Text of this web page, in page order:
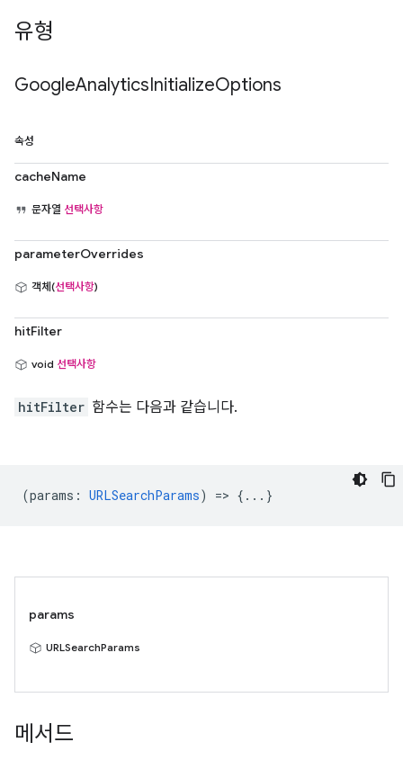
유형
GoogleAnalyticsInitializeOptions
속성
cacheName
문자열 선택사항
parameterOverrides
객체(선택사항)
hitFilter
void 선택사항
hitFilter 함수는 다음과 같습니다.
(params : URLSearchParams) => {...}
params
URLSearchParams
메서드